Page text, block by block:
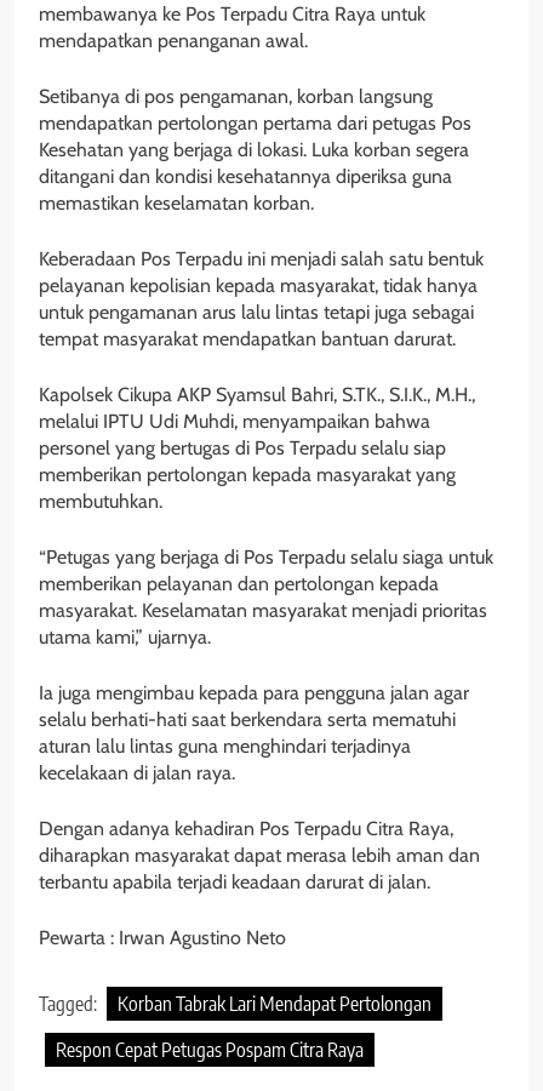
membawanya ke Pos Terpadu Citra Raya untuk
mendapatkan penanganan awal.
Setibanya di pos pengamanan, korban langsung
mendapatkan pertolongan pertama dari petugas Pos
Kesehatan yang berjaga di lokasi. Luka korban segera
ditangani dan kondisi kesehatannya diperiksa guna
memastikan keselamatan korban.
Keberadaan Pos Terpadu ini menjadi salah satu bentuk
pelayanan kepolisian kepada masyarakat, tidak hanya
untuk pengamanan arus lalu lintas tetapi juga sebagai
tempat masyarakat mendapatkan bantuan darurat.
Kapolsek Cikupa AKP Syamsul Bahri, S.TK., S.I.K., M.H.,
melalui IPTU Udi Muhdi, menyampaikan bahwa
personel yang bertugas di Pos Terpadu selalu siap
memberikan pertolongan kepada masyarakat yang
membutuhkan.
“Petugas yang berjaga di Pos Terpadu selalu siaga untuk
memberikan pelayanan dan pertolongan kepada
masyarakat. Keselamatan masyarakat menjadi prioritas
utama kami,” ujarnya.
Ia juga mengimbau kepada para pengguna jalan agar
selalu berhati-hati saat berkendara serta mematuhi
aturan lalu lintas guna menghindari terjadinya
kecelakaan di jalan raya.
Dengan adanya kehadiran Pos Terpadu Citra Raya,
diharapkan masyarakat dapat merasa lebih aman dan
terbantu apabila terjadi keadaan darurat di jalan.
Pewarta : Irwan Agustino Neto
Tagged:
Korban Tabrak Lari Mendapat Pertolongan
Respon Cepat Petugas Pospam Citra Raya